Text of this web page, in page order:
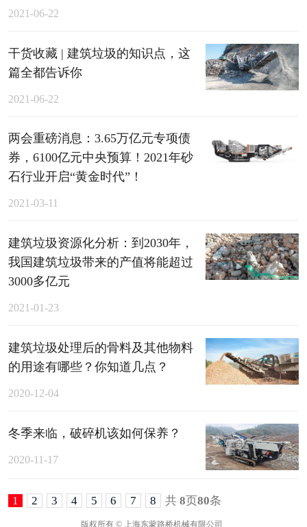
2021-06-22
干货收藏 | 建筑垃圾的知识点，这
篇全都告诉你
2021-06-22
两会重磅消息：3.65万亿元专项债
券，6100亿元中央预算！2021年砂
石行业开启“黄金时代”！
2021-03-11
建筑垃圾资源化分析：到2030年，
我国建筑垃圾带来的产值将能超过
3000多亿元
2021-01-23
建筑垃圾处理后的骨料及其他物料
的用途有哪些？你知道几点？
2020-12-04
冬季来临，破碎机该如何保养？
2020-11-17
1 2 3 4 5 6 7 8 共8页80条
版权所有 © 上海东蒙路桥机械有限公司